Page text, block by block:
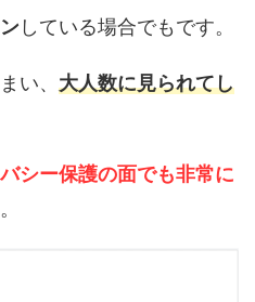
している場合でもです。
い、 大人数に見られてし
シー保護の面でも非常に